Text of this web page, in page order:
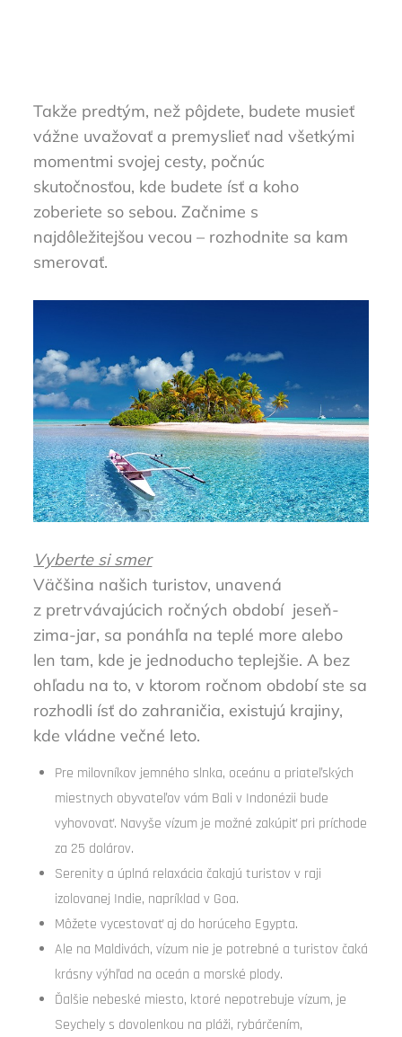
Takže predtým, než pôjdete, budete musieť
vážne uvažovať a premyslieť nad všetkými
momentmi svojej cesty, počnúc
skutočnosťou, kde budete ísť a koho
zoberiete so sebou. Začnime s
najdôležitejšou vecou – rozhodnite sa kam
smerovať.
Vyberte si smer
Väčšina našich turistov, unavená
z pretrvávajúcich ročných období jeseň-
zima-jar, sa ponáhľa na teplé more alebo
len tam, kde je jednoducho teplejšie. A bez
ohľadu na to, v ktorom ročnom období ste sa
rozhodli ísť do zahraničia, existujú krajiny,
kde vládne večné leto.
Pre milovníkov jemného slnka, oceánu a priateľských
miestnych obyvateľov vám Bali v Indonézii bude
vyhovovať. Navyše vízum je možné zakúpiť pri príchode
za 25 dolárov.
Serenity a úplná relaxácia čakajú turistov v raji
izolovanej Indie, napríklad v Goa.
Môžete vycestovať aj do horúceho Egypta.
Ale na Maldivách, vízum nie je potrebné a turistov čaká
krásny výhľad na oceán a morské plody.
Ďalšie nebeské miesto, ktoré nepotrebuje vízum, je
Seychely s dovolenkou na pláži, rybárčením,